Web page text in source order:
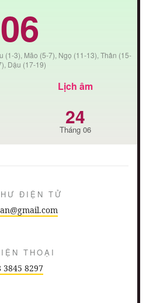
06
(1-3), Mão (5-7), Ngọ (11-13), Thân (15-
Dậu (17-19)
Lịch âm
24
Tháng 06
ĐIỆN TỬ
THOẠI
3845 8297